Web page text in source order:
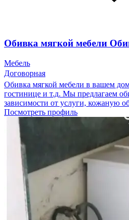
Обивка мягкой мебели
Мебель
Договорная
Обивка мягкой мебели в вашем
гостинице и т.д. Мы предлагаем
зависимости от услуги, кожаную
Посмотреть профиль